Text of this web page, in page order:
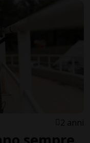
2 anni